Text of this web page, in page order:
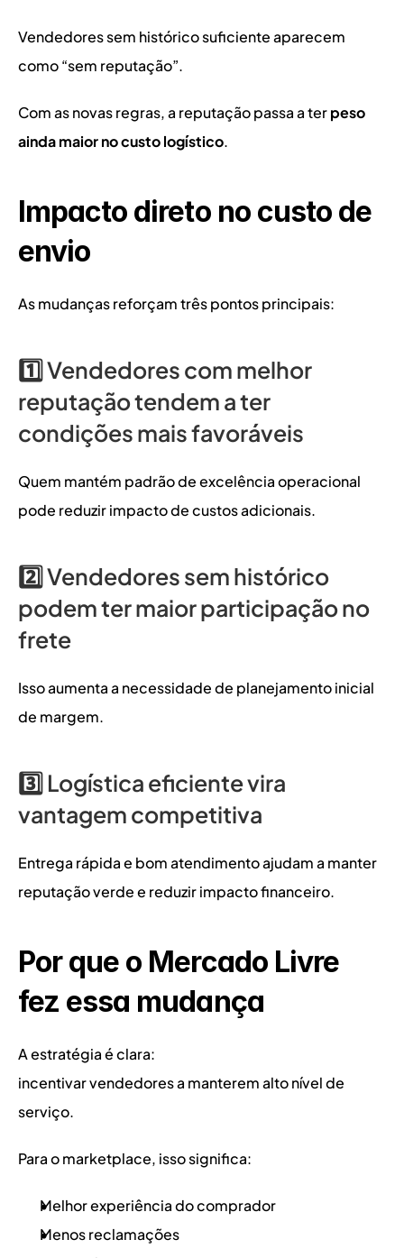
Vendedores sem histórico suficiente aparecem
como “sem reputação”.
Com as novas regras, a reputação passa a ter peso
ainda maior no custo logístico.
Impacto direto no custo de
envio
As mudanças reforçam três pontos principais:
1️⃣ Vendedores com melhor
reputação tendem a ter
condições mais favoráveis
Quem mantém padrão de excelência operacional
pode reduzir impacto de custos adicionais.
2️⃣ Vendedores sem histórico
podem ter maior participação no
frete
Isso aumenta a necessidade de planejamento inicial
de margem.
3️⃣ Logística eficiente vira
vantagem competitiva
Entrega rápida e bom atendimento ajudam a manter
reputação verde e reduzir impacto financeiro.
Por que o Mercado Livre
fez essa mudança
A estratégia é clara:
incentivar vendedores a manterem alto nível de
serviço.
Para o marketplace, isso significa:
Melhor experiência do comprador
Menos reclamações